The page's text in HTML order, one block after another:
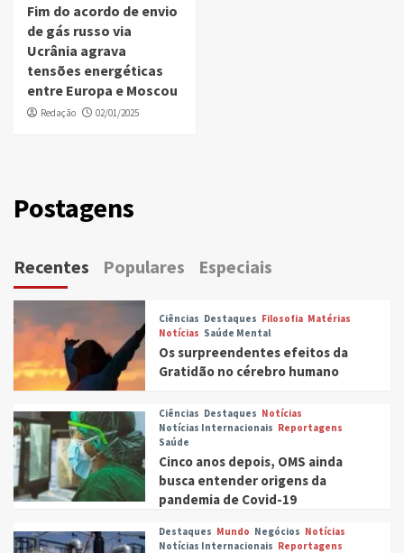
Fim do acordo de envio
de gás russo via
Ucrânia agrava
tensões energéticas
entre Europa e Moscou
Redação 02/01/2025
Postagens
Recentes Populares Especiais
Ciências Destaques Filosofia Matérias
Notícias Saúde Mental
Os surpreendentes efeitos da
Gratidão no cérebro humano
Ciências Destaques Notícias
Notícias Internacionais Reportagens
Saúde
Cinco anos depois, OMS ainda
busca entender origens da
pandemia de Covid-19
Destaques Mundo Negócios Notícias
Notícias Internacionais Reportagens